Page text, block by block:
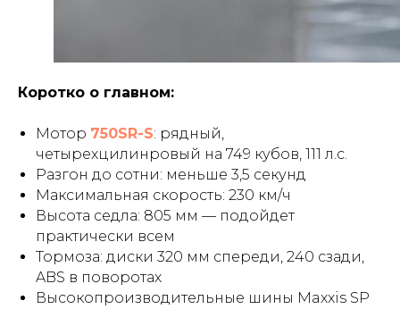
Коротко о главном:
Мотор 750SR-S: рядный,
четырехцилинровый на 749 кубов, 111 л.с.
Разгон до сотни: меньше 3,5 секунд
Максимальная скорость: 230 км/ч
Высота седла: 805 мм — подойдет
практически всем
Тормоза: диски 320 мм спереди, 240 сзади,
ABS в поворотах
Высокопроизводительные шины Maxxis SP